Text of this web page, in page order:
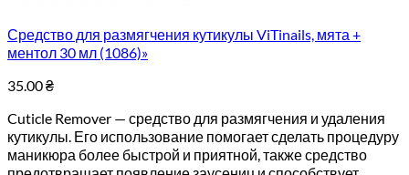
Средство для размягчения кутикулы ViTinails, мята +
ментол 30 мл (1086)»
35.00₴
Cuticle Remover — средство для размягчения и удаления
кутикулы. Его использование помогает сделать процедуру
маникюра более быстрой и приятной, также средство